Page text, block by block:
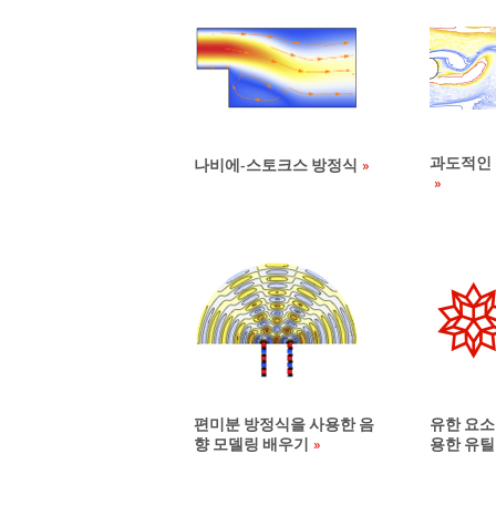
나비에-스토크스 방정식 과도적인
편미분 방정식을 사용한 음
향 모델링 배우기
유한 요
용한 유